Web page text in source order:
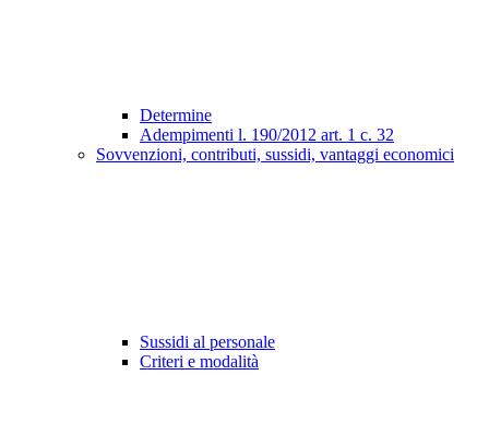
Determine
Adempimenti l. 190/2012 art. 1 c. 32
Sovvenzioni, contributi, sussidi, vantaggi economici
Sussidi al personale
Criteri e modalità